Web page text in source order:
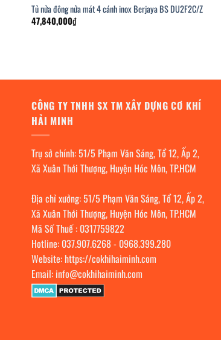
Tủ nửa đông nửa mát 4 cánh inox Berjaya BS DU2F2C/Z
47,840,000₫
CÔNG TY TNHH SX TM XÂY DỰNG CƠ KHÍ
HẢI MINH
Trụ sở chính: 51/5 Phạm Văn Sáng, Tổ 12, Ấp 2,
Xã Xuân Thới Thượng, Huyện Hóc Môn, TP.HCM
Địa chỉ xưởng: 51/5 Phạm Văn Sáng, Tổ 12, Ấp 2,
Xã Xuân Thới Thượng, Huyện Hóc Môn, TP.HCM
Mã Số Thuế : 0317759822
Hotline: 037.907.6268- 0968.399.280
Website: https://cokhihaiminh.com
Email: info@cokhihaiminh.com